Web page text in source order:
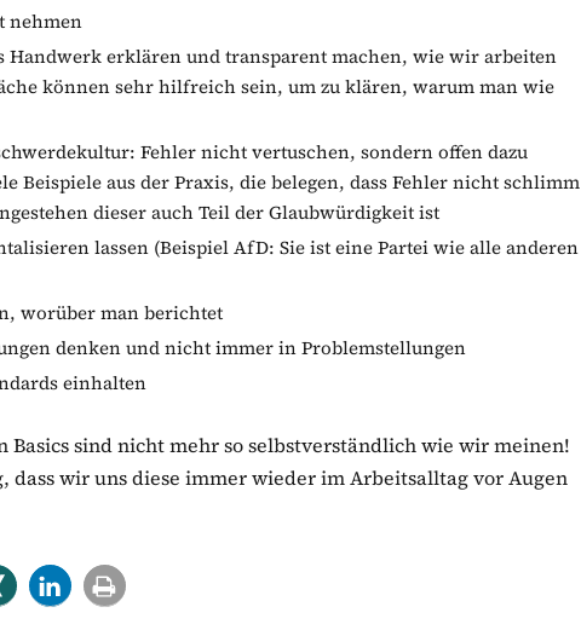
nehmen
Handwerk erklären und transparent machen, wie wir arbeiten
können sehr hilfreich sein, um zu klären, warum man wie
Fehler nicht vertuschen, sondern offen dazu
Beispiele aus der Praxis, die belegen, dass Fehler nicht schlimm
dieser auch Teil der Glaubwürdigkeit ist
lassen (Beispiel AfD: Sie ist eine Partei wie alle anderen
worüber man berichtet
denken und nicht immer in Problemstellungen
einhalten
Basics sind nicht mehr so selbstverständlich wie wir meinen!
dass wir uns diese immer wieder im Arbeitsalltag vor Augen